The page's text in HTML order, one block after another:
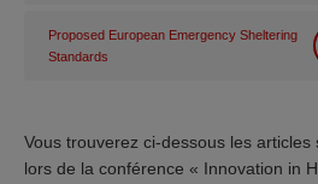
Proposed European Emergency Sheltering
Standards
Vous trouverez ci-dessous les
lors de la conférence « Innovation in